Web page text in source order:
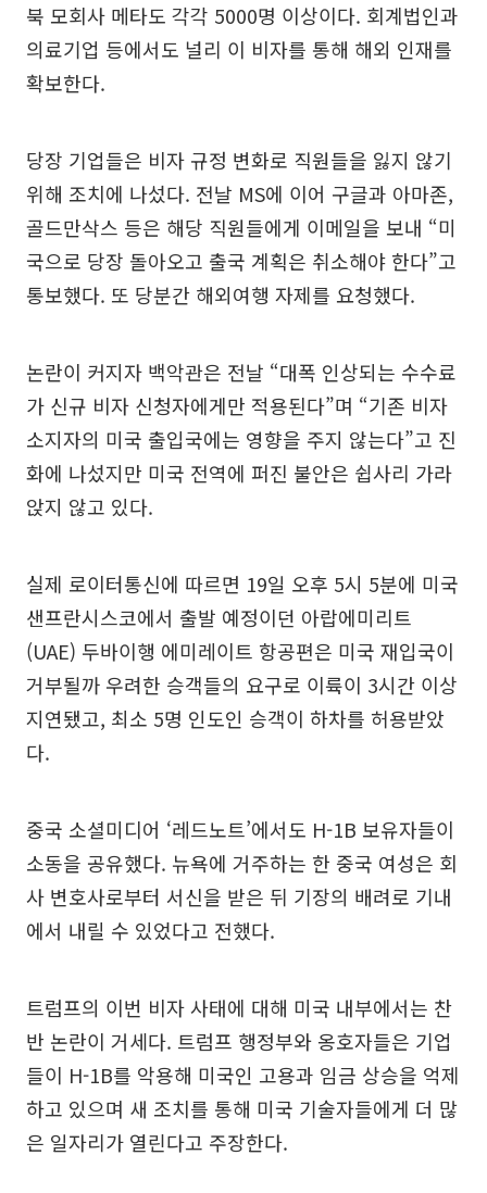
북 모회사 메타도 각각 5000명 이상이다. 회계법인과
의료기업 등에서도 널리 이 비자를 통해 해외 인재를
확보한다.
당장 기업들은 비자 규정 변화로 직원들을 잃지 않기
위해 조치에 나섰다. 전날 MS에 이어 구글과 아마존,
골드만삭스 등은 해당 직원들에게 이메일을 보내 “미
국으로 당장 돌아오고 출국 계획은 취소해야 한다”고
통보했다. 또 당분간 해외여행 자제를 요청했다.
논란이 커지자 백악관은 전날 “대폭 인상되는 수수료
가 신규 비자 신청자에게만 적용된다”며 “기존 비자
소지자의 미국 출입국에는 영향을 주지 않는다”고 진
화에 나섰지만 미국 전역에 퍼진 불안은 쉽사리 가라
앉지 않고 있다.
실제 로이터통신에 따르면 19일 오후 5시 5분에 미국
샌프란시스코에서 출발 예정이던 아랍에미리트
(UAE) 두바이행 에미레이트 항공편은 미국 재입국이
거부될까 우려한 승객들의 요구로 이륙이 3시간 이상
지연됐고, 최소 5명 인도인 승객이 하차를 허용받았
다.
중국 소셜미디어 ‘레드노트’에서도 H-1B 보유자들이
소동을 공유했다. 뉴욕에 거주하는 한 중국 여성은 회
사 변호사로부터 서신을 받은 뒤 기장의 배려로 기내
에서 내릴 수 있었다고 전했다.
트럼프의 이번 비자 사태에 대해 미국 내부에서는 찬
반 논란이 거세다. 트럼프 행정부와 옹호자들은 기업
들이 H-1B를 악용해 미국인 고용과 임금 상승을 억제
하고 있으며 새 조치를 통해 미국 기술자들에게 더 많
은 일자리가 열린다고 주장한다.